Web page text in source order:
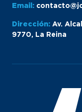
Email:
Dirección: Av.
9770, La Reina